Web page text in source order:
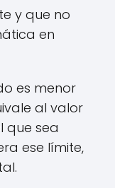
y que no
en
es menor
al valor
que sea
ese límite,